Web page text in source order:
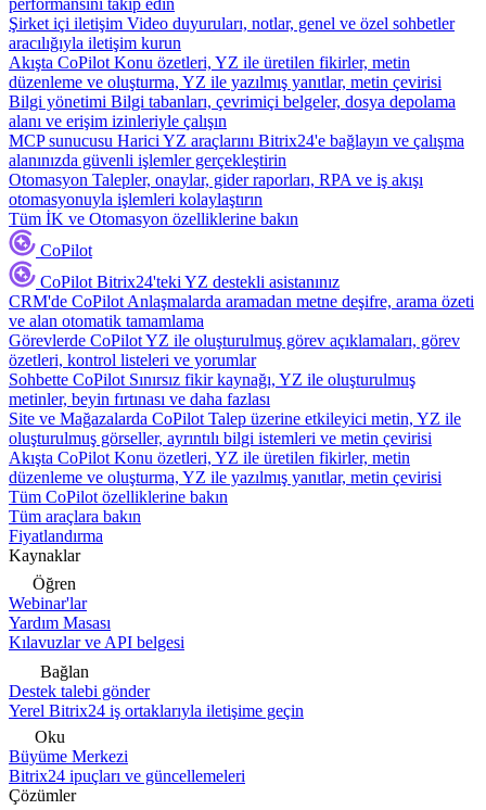
performansını takip edin
Şirket içi iletişim Video duyuruları, notlar, genel ve özel sohbetler
aracılığıyla iletişim kurun
Akışta CoPilot Konu özetleri, YZ ile üretilen fikirler, metin
düzenleme ve oluşturma, YZ ile yazılmış yanıtlar, metin çevirisi
Bilgi yönetimi Bilgi tabanları, çevrimiçi belgeler, dosya depolama
alanı ve erişim izinleriyle çalışın
MCP sunucusu Harici YZ araçlarını Bitrix24'e bağlayın ve çalışma
alanınızda güvenli işlemler gerçekleştirin
Otomasyon Talepler, onaylar, gider raporları, RPA ve iş akışı
otomasyonuyla işlemleri kolaylaştırın
Tüm İK ve Otomasyon özelliklerine bakın
CoPilot
CoPilot Bitrix24'teki YZ destekli asistanınız
CRM'de CoPilot Anlaşmalarda aramadan metne deşifre, arama özeti
ve alan otomatik tamamlama
Görevlerde CoPilotYZ ile oluşturulmuş görev açıklamaları, görev
özetleri, kontrol listeleri ve yorumlar
Sohbette CoPilot Sınırsız fikir kaynağı, YZ ile oluşturulmuş
metinler, beyin fırtınası ve daha fazlası
Site ve Mağazalarda CoPilot Talep üzerine etkileyici metin, YZ ile
oluşturulmuş görseller, ayrıntılı bilgi istemleri ve metin çevirisi
Akışta CoPilot Konu özetleri, YZ ile üretilen fikirler, metin
düzenleme ve oluşturma, YZ ile yazılmış yanıtlar, metin çevirisi
Tüm CoPilot özelliklerine bakın
Tüm araçlara bakın
Fiyatlandırma
Kaynaklar
Öğren
Webinar'lar
Yardım Masası
Kılavuzlar ve API belgesi
Bağlan
Destek talebi gönder
Yerel Bitrix24 iş ortaklarıyla iletişime geçin
Oku
Büyüme Merkezi
Bitrix24 ipuçları ve güncellemeleri
Çözümler